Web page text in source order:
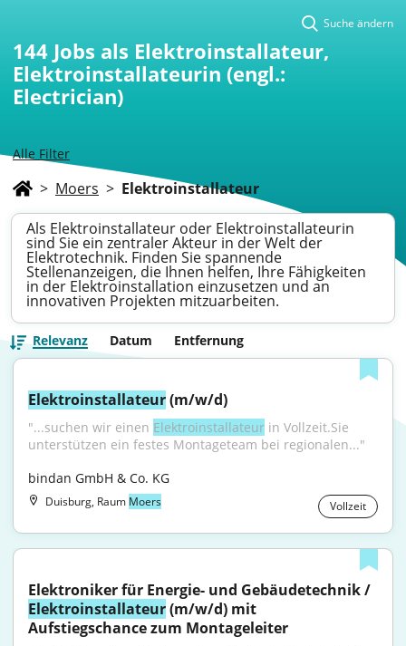
Alle Filter
Suche ändern
144 Jobs als Elektroinstallateur,
Elektroinstallateurin (engl.:
Electrician)
> Moers > Elektroinstallateur
Als Elektroinstallateur oder Elektroinstallateurin
sind Sie ein zentraler Akteur in der Welt der
Elektrotechnik. Finden Sie spannende
Stellenanzeigen, die Ihnen helfen, Ihre Fähigkeiten
in der Elektroinstallation einzusetzen und an
innovativen Projekten mitzuarbeiten.
Relevanz Datum Entfernung
Elektroinstallateur (m/w/d)
"...suchen wir einen Elektroinstallateur in Vollzeit.Sie
unterstützen ein festes Montageteam bei regionalen..."
bindan GmbH & Co. KG
Duisburg, Raum Moers Vollzeit
Elektroinstallateur (m/w/d) mit
Aufstiegschance zum Montageleiter